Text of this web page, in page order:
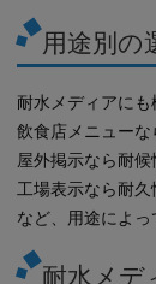
用途別の
耐水メディアにも
飲食店メニューな
屋外掲示なら耐候
工場表示なら耐久
など、用途によっ
耐水メデ